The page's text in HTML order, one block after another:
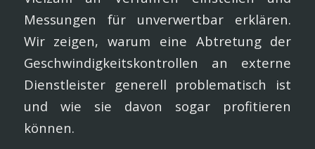
Messungen für unverwertbar erklären.
Wir zeigen, warum eine Abtretung der
Geschwindigkeitskontrollen an externe
Dienstleister generell problematisch ist
und wie sie davon sogar profitieren
können.